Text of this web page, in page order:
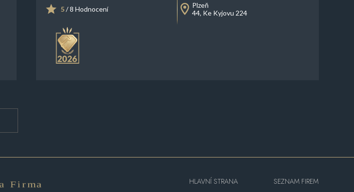
5/ 8 Hodnocení
Plzeň
44, Ke Kyjovu 224
HLAVNÍ STRANA SEZNAM FIREM